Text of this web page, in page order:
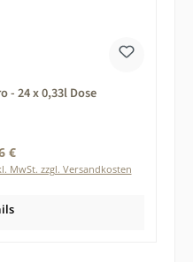
- 24 x 0,33l Dose
Preis:
€
MwSt. zzgl. Versandkosten